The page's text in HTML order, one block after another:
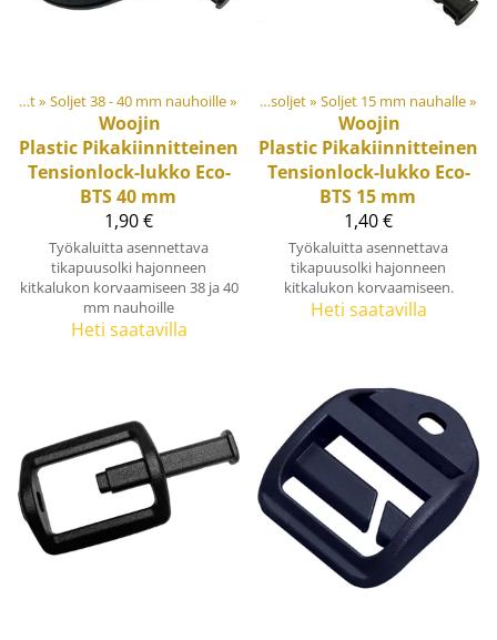
Soljet ja säätösoljet‪» Soljet 38 - 40 mm nauhoille‪»
Woojin
Plastic Pikakiinnitteinen
Tensionlock-lukko Eco-
BTS 40 mm
1,90 €
Työkaluitta asennettava
tikapuusolki hajonneen
kitkalukon korvaamiseen 38 ja 40
mm nauhoille
Heti saatavilla
‪»Muovi- ja metalliosat ‪» Soljet ja säätösoljet‪» Soljet 15 mm nauhalle‪»
Woojin
Plastic Pikakiinnitteinen
Tensionlock-lukko Eco-
BTS 15 mm
1,40 €
Työkaluitta asennettava
tikapuusolki hajonneen
kitkalukon korvaamiseen.
Heti saatavilla